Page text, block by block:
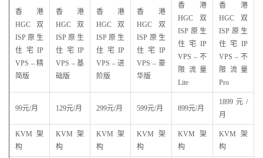
香港
HGC双
ISP原生
住宅IP
VPS – 精
简版
香港
HGC双
ISP原生
住宅IP
VPS – 基
础版
香港
HGC双
ISP原生
住宅IP
VPS – 进
阶版
香港
HGC双
ISP原生
住宅IP
VPS – 豪
华版
香港
HGC双
ISP原生
住宅IP
VPS – 不
限流量
Lite
香港
HGC双
ISP原生
住宅IP
VPS – 不
限流量
Pro
99元/月 129元/月 299元/月 599元/月 899元/月
1899元/
月
KVM 架
构
KVM 架
构
KVM 架
构
KVM 架
构
KVM 架
构
KVM 架
构